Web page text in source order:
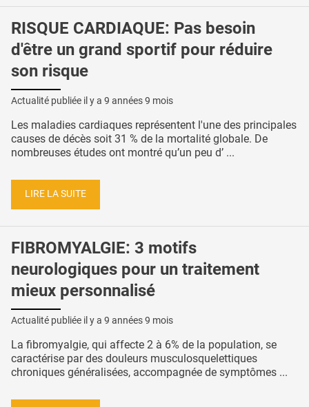
RISQUE CARDIAQUE: Pas besoin
d'être un grand sportif pour réduire
son risque
Actualité publiée il y a 9 années 9 mois
Les maladies cardiaques représentent l'une des principales
causes de décès soit 31 % de la mortalité globale. De
nombreuses études ont montré qu’un peu d’ ...
LIRE LA SUITE
FIBROMYALGIE: 3 motifs
neurologiques pour un traitement
mieux personnalisé
Actualité publiée il y a 9 années 9 mois
La fibromyalgie, qui affecte 2 à 6% de la population, se
caractérise par des douleurs musculosquelettiques
chroniques généralisées, accompagnée de symptômes ...